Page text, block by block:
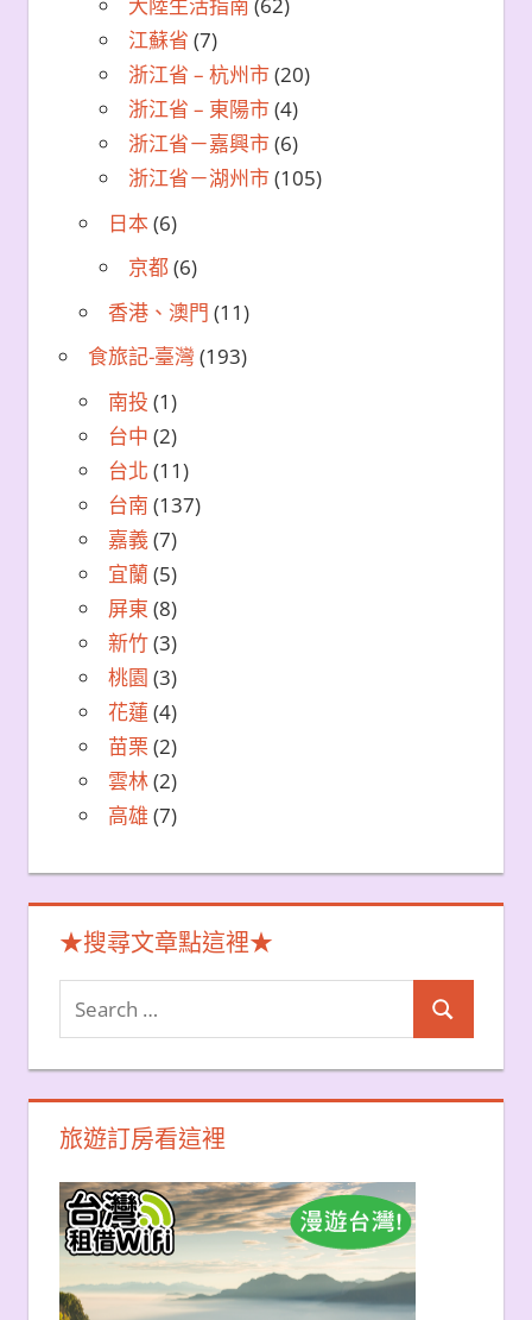
大陸生活指南 (62)
江蘇省 (7)
浙江省 – 杭州市(20)
浙江省 – 東陽市(4)
浙江省－嘉興市(6)
浙江省－湖州市(105)
日本(6)
京都(6)
香港、澳門 (11)
食旅記-臺灣 (193)
南投 (1)
台中 (2)
台北 (11)
台南 (137)
嘉義(7)
宜蘭 (5)
屏東 (8)
新竹(3)
桃園 (3)
花蓮 (4)
苗栗 (2)
雲林(2)
高雄 (7)
★搜尋文章點這裡★
Search
for:
Search
旅遊訂房看這裡